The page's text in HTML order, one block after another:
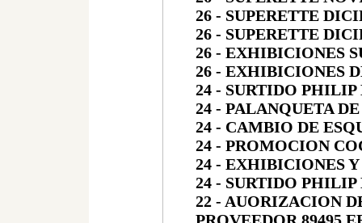
26 - SUPERETTE
26 - SUPERETTE
26 - EXHIBICIONES
26 - EXHIBICIONES
24 - SURTIDO PHILIP
24 - PALANQUETA
24 - CAMBIO DE
24 - PROMOCION
24 - EXHIBICIONES
24 - SURTIDO PHILIP
22 - AUORIZACION